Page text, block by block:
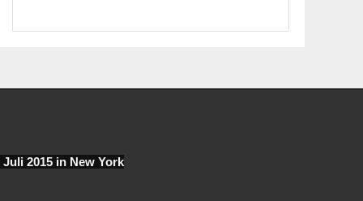
Juli 2015 in New York